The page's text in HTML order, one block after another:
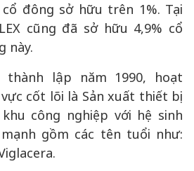
đông sở hữu trên 1%. Tại
cũng đã sở hữu 4,9% cổ
này.
thành lập năm 1990, hoạt
cốt lõi là Sản xuất thiết bị
công nghiệp với hệ sinh
gồm các tên tuổi như: